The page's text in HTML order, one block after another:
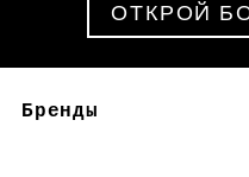
ОТКРОЙ
Бренды